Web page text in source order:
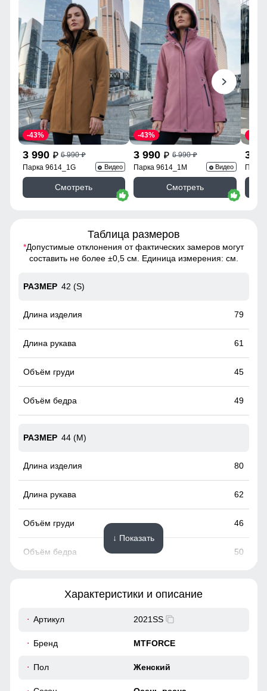
3 990 p 6 990p
-43%
Парка 9614_1G Видео
Смотреть
3 990 p 6 990p
-43%
Парка 9614_1M Видео
Смотреть
3
Таблица размеров
*Допустимые отклонения от фактических замеров могут
составить не более ±0,5 см. Единица измерения: см.
42 (S)
79
61
45
49
44 (M)
80
62
46
50
46 (L)
↓ Показать
Характеристики и описание
Артикул 2021SS
Бренд MTFORCE
Пол Женский